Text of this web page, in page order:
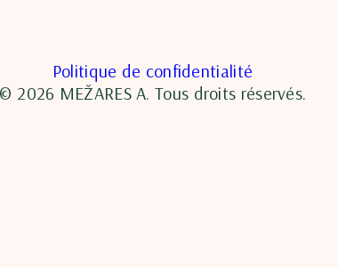
Politique de confidentialité
© 2026 MEŽARES A. Tous droits réservés.